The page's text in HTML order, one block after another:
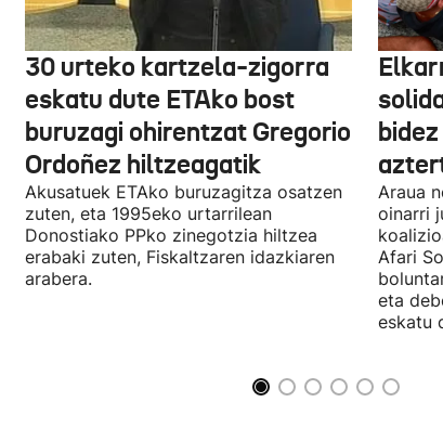
30 urteko kartzela-zigorra
eskatu dute ETAko bost
buruzagi ohirentzat Gregorio
Ordoñez hiltzeagatik
Akusatuek ETAko buruzagitza osatzen
zuten, eta 1995eko urtarrilean
Donostiako PPko zinegotzia hiltzea
erabaki zuten, Fiskaltzaren idazkiaren
arabera.
Araua
oinarri
Afari
eta
eskatu